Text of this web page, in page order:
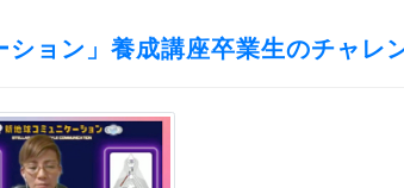
ション」養成講座卒業生のチャレ